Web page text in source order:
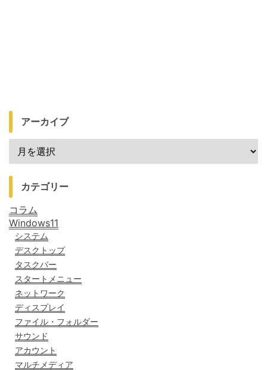
アーカイブ
カテゴリー
コラム
Windows11
システム
デスクトップ
タスクバー
スタートメニュー
ネットワーク
ディスプレイ
ファイル・フォルダー
サウンド
アカウント
マルチメディア